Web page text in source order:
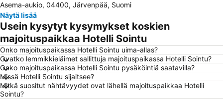
Vesipuisto Serena
Tikkurilan matkakeskus
Old Porvoo
Korkeasaari
Jumbo
Tuska Open Air Metal Festival
Länsisatama
Puuhamaa
Jätkäsaari
Kalasatama
Kaapelitehdas
Otaniemi
Asema-aukio, 04400, Järvenpää, Suomi
Näytä lisää
Usein kysytyt kysymykset koskien
majoituspaikkaa Hotelli Sointu
Onko majoituspaikassa Hotelli Sointu uima-allas?
Ovatko lemmikkieläimet sallittuja majoituspaikassa Hotelli Sointu?
Onko majoituspaikassa Hotelli Sointu pysäköintiä saatavilla?
Missä Hotelli Sointu sijaitsee?
Mitkä suositut nähtävyydet ovat lähellä majoituspaikkaa Hotelli
Sointu?